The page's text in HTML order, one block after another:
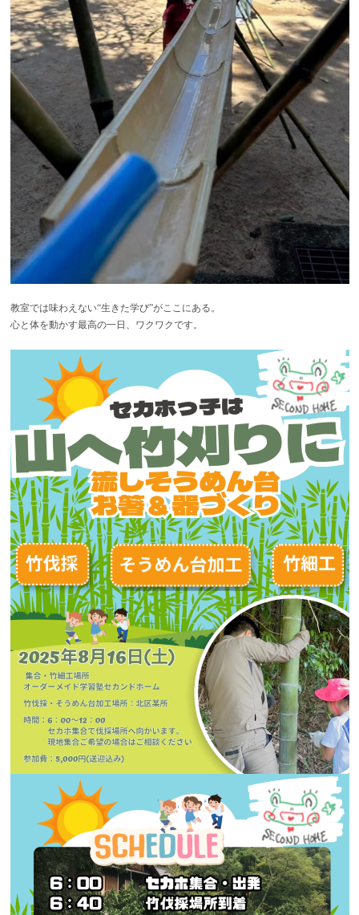
教室では味わえない“生きた学び”がここにある。
心と体を動かす最高の一日、ワクワクです。